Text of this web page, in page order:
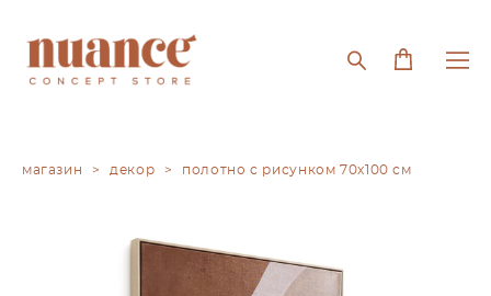
магазин > декор > полотно с рисунком 70x100 см